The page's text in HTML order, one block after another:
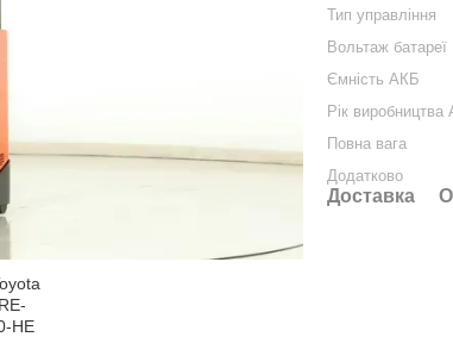
Тип управління
Вольтаж батареї
Ємність АКБ
Рік виробництва
Повна вага
Додатково
Доставка